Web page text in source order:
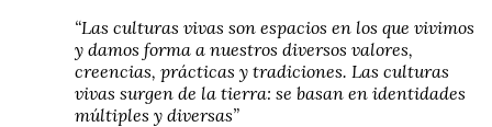
“Las culturas vivas son espacios en los que vivimos
y damos forma a nuestros diversos valores,
creencias, prácticas y tradiciones. Las culturas
vivas surgen de la tierra: se basan en identidades
múltiples y diversas”